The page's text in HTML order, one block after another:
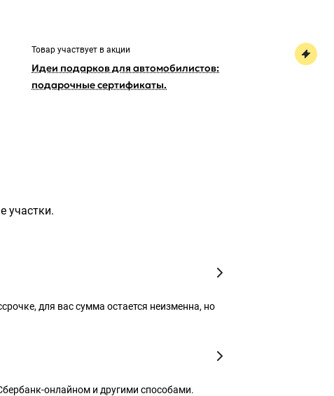
Товар участвует в акции
Идеи подарков для автомобилистов:
подарочные сертификаты.
участки.
для вас сумма остается неизменна, но
онлайном и другими способами.